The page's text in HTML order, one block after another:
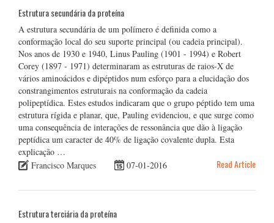
Estrutura secundária da proteína
A estrutura secundária de um polímero é definida como a
conformação local do seu suporte principal (ou cadeia principal).
Nos anos de 1930 e 1940, Linus Pauling (1901 - 1994) e Robert
Corey (1897 - 1971) determinaram as estruturas de raios-X de
vários aminoácidos e dipéptidos num esforço para a elucidação dos
constrangimentos estruturais na conformação da cadeia
polipeptídica. Estes estudos indicaram que o grupo péptido tem uma
estrutura rígida e planar, que, Pauling evidenciou, e que surge como
uma consequência de interações de ressonância que dão à ligação
peptídica um caracter de 40% de ligação covalente dupla. Esta
explicação …
Francisco Marques
07-01-2016 Read Article
Estrutura terciária da proteína